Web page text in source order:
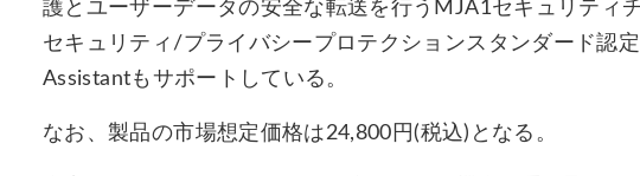
護とユーザーデータの安全な転送を行うMJA1セキュリティ
セキュリティ/プライバシープロテクションスタンダード認
Assistantもサポートしている。
なお、製品の市場想定価格は24,800円(税込)となる。